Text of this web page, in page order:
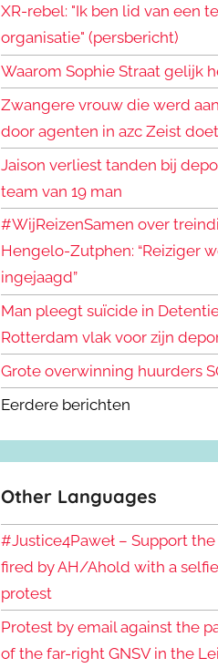
XR-rebel: "Ik ben lid van een
organisatie" (persbericht)
Waarom Sophie Straat gelijk
Zwangere vrouw die werd
door agenten in azc Zeist
Jaison verliest tanden bij
team van 19 man
#WijReizenSamen over
Hengelo-Zutphen: “Reiziger
ingejaagd”
Man pleegt suïcide in
Rotterdam vlak voor zijn
Grote overwinning huurders
Eerdere berichten
Other Languages
#Justice4Paweł – Support
fired by AH/Ahold with a
protest
Protest by email against the
of the far-right GNSV in the